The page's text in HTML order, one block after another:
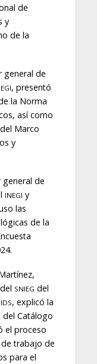
de
y
de la
general de
, presentó
la Norma
así como
Marco
y
de
INEGI y
las
de la
SNIEG del
, explicó la
del Catálogo
el proceso
trabajo de
para el